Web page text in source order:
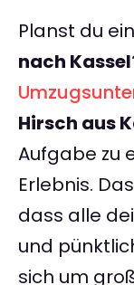
Planst du
nach Kassel
Hirsch aus
Aufgabe zu
Erlebnis.
dass alle
und
sich um